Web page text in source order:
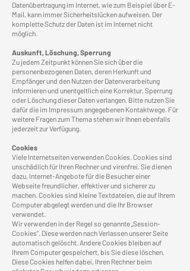
Datenübertragung im Internet, wie zum Beispiel über E-
Mail, kann immer Sicherheitslücken aufweisen. Der
komplette Schutz der Daten ist im Internet nicht
möglich.
Auskunft, Löschung, Sperrung
Zu jedem Zeitpunkt können Sie sich über die
personenbezogenen Daten, deren Herkunft und
Empfänger und den Nutzen der Datenverarbeitung
informieren und unentgeltlich eine Korrektur, Sperrung
oder Löschung dieser Daten verlangen. Bitte nutzen Sie
dafür die im Impressum angegebenen Kontaktwege. Für
weitere Fragen zum Thema stehen wir Ihnen ebenfalls
jederzeit zur Verfügung.
Cookies
Viele Internetseiten verwenden Cookies. Cookies sind
unschädlich für Ihren Rechner und virenfrei. Sie dienen
dazu, Internet-Angebote für die Besucher einer
Webseite freundlicher, effektiver und sicherer zu
machen. Cookies sind kleine Textdateien, die auf Ihrem
Computer abgelegt werden und die Ihr Browser
verwendet.
Wir verwenden in der Regel so genannte „Session-
Cookies“. Diese werden nach Verlassen unserer Seite
automatisch gelöscht. Andere Cookies bleiben auf
Ihrem Computer gespeichert, bis Sie diese löschen.
Diese Cookies helfen dabei, Ihren Rechner beim